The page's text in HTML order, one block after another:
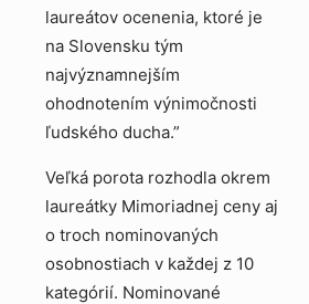
laureátov ocenenia, ktoré je
na Slovensku tým
najvýznamnejším
ohodnotením výnimočnosti
ľudského ducha.”
Veľká porota rozhodla okrem
laureátky Mimoriadnej ceny aj
o troch nominovaných
osobnostiach v každej z 10
kategórií. Nominované